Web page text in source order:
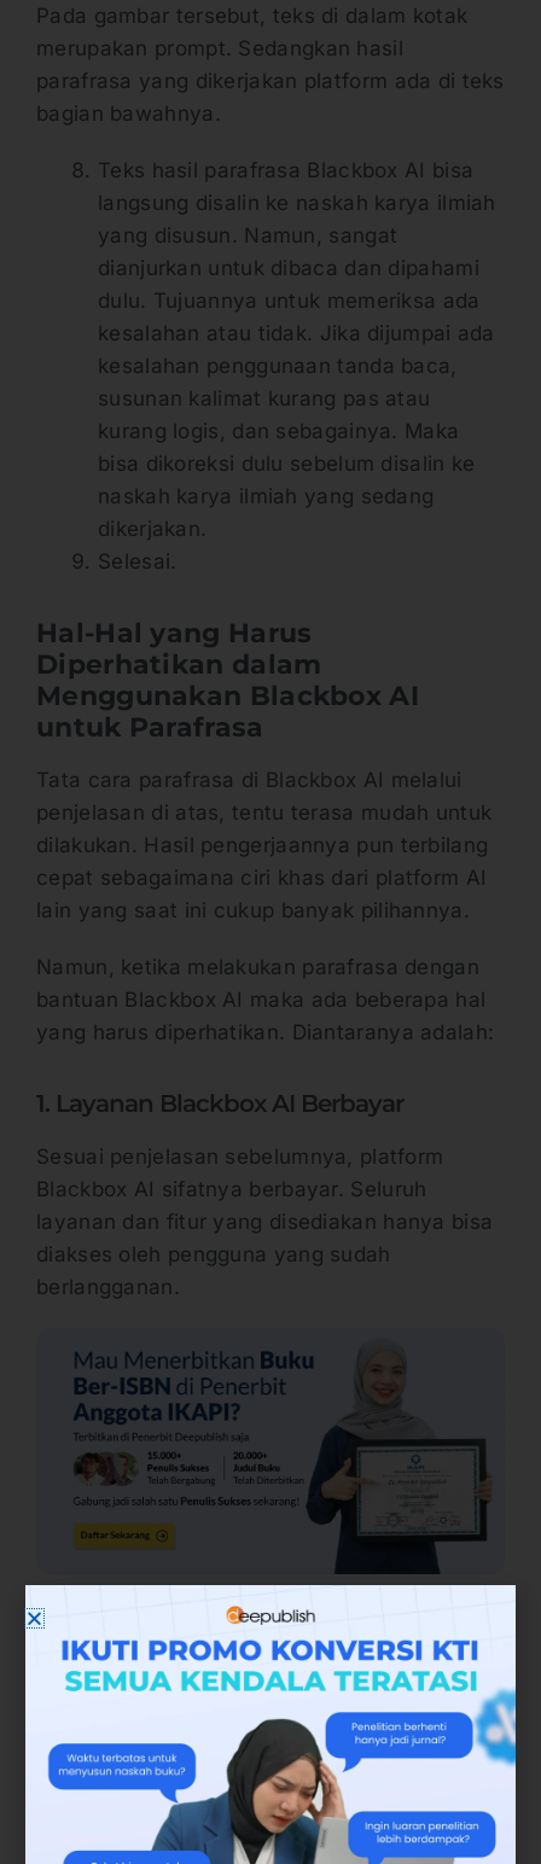
Pada gambar tersebut, teks di dalam kotak
merupakan prompt. Sedangkan hasil
parafrasa yang dikerjakan platform ada di teks
bagian bawahnya.
Teks hasil parafrasa Blackbox AI bisa
langsung disalin ke naskah karya ilmiah
yang disusun. Namun, sangat
dianjurkan untuk dibaca dan dipahami
dulu. Tujuannya untuk memeriksa ada
kesalahan atau tidak. Jika dijumpai ada
kesalahan penggunaan tanda baca,
susunan kalimat kurang pas atau
kurang logis, dan sebagainya. Maka
bisa dikoreksi dulu sebelum disalin ke
naskah karya ilmiah yang sedang
dikerjakan.
Selesai.
Hal-Hal yang Harus
Diperhatikan dalam
Menggunakan Blackbox AI
untuk Parafrasa
Tata cara parafrasa di Blackbox AI melalui
penjelasan di atas, tentu terasa mudah untuk
dilakukan. Hasil pengerjaannya pun terbilang
cepat sebagaimana ciri khas dari platform AI
lain yang saat ini cukup banyak pilihannya.
Namun, ketika melakukan parafrasa dengan
bantuan Blackbox AI maka ada beberapa hal
yang harus diperhatikan. Diantaranya adalah:
1. Layanan Blackbox AI Berbayar
Sesuai penjelasan sebelumnya, platform
Blackbox AI sifatnya berbayar. Seluruh
layanan dan fitur yang disediakan hanya bisa
diakses oleh pengguna yang sudah
berlangganan.
gratis dengan keterbatasan fitur. Namun,
ketika artikel ini disusun sudah ada perubahan
kebijakan. Akses gratis ke fitur Chat AI hanya
bisa dilakukan sekali. Sistem otomatis akan
menyarankan upgrade ke paket berbayar.
Jadi, sebelum berlangganan pastikan untuk
mengenal apa itu Blackbox AI. Termasuk juga